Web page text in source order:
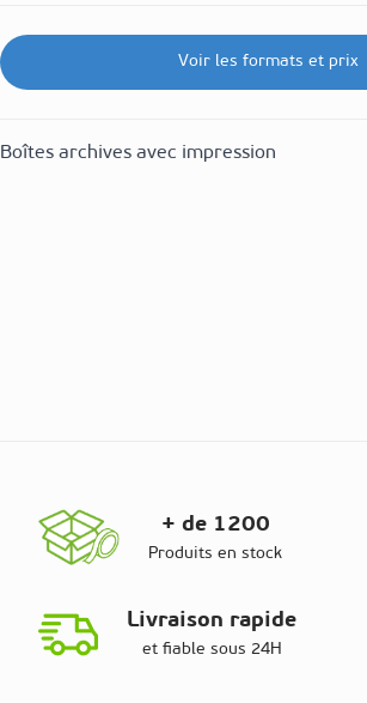
Voir les formats et prix
Boîtes archives avec impression
+ de 1200
Produits en stock
Livraison rapide
et fiable sous 24H